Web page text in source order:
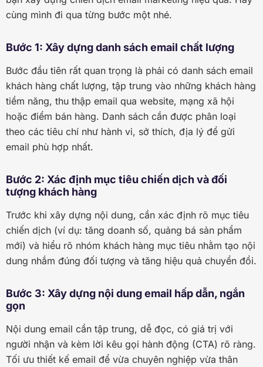
cùng mình đi qua từng bước một nhé.
Bước 1: Xây dựng danh sách email chất lượng
Bước đầu tiên rất quan trọng là phải có danh sách email
khách hàng chất lượng, tập trung vào những khách hàng
tiềm năng, thu thập email qua website, mạng xã hội
hoặc điểm bán hàng. Danh sách cần được phân loại
theo các tiêu chí như hành vi, sở thích, địa lý để gửi
email phù hợp nhất.
Bước 2: Xác định mục tiêu chiến dịch và đối
tượng khách hàng
Trước khi xây dựng nội dung, cần xác định rõ mục tiêu
chiến dịch (ví dụ: tăng doanh số, quảng bá sản phẩm
mới) và hiểu rõ nhóm khách hàng mục tiêu nhằm tạo nội
dung nhắm đúng đối tượng và tăng hiệu quả chuyển đổi.
Bước 3: Xây dựng nội dung email hấp dẫn, ngắn
gọn
Nội dung email cần tập trung, dễ đọc, có giá trị với
người nhận và kèm lời kêu gọi hành động (CTA) rõ ràng.
Tối ưu thiết kế email để vừa chuyên nghiệp vừa thân